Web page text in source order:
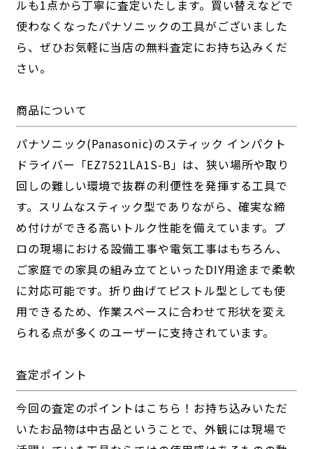
ルも1点から丁寧に査定いたします。買い替えなどで
使わなくなったパナソニックの工具がございました
ら、ぜひお気軽に当店の無料査定にお持ち込みくだ
さい。
商品について
パナソニック(Panasonic)のスティック インパクト
ドライバー「EZ7521LA1S-B」は、狭い場所や取り
回しの難しい環境で抜群の利便性を発揮する工具で
す。スリムなスティック型でありながら、確実な締
め付けができる高いトルク性能を備えています。プ
ロの現場における設備工事や電気工事はもちろん、
ご家庭での家具の組み立てといったDIY用途まで柔軟
に対応可能です。折り曲げてピストル型としても使
用できるため、作業スペースに合わせて形状を変え
られる点が多くのユーザーに支持されています。
査定ポイント
今回の査定のポイントはこちら！お持ち込みいただ
いたお品物は中古品ということで、外観には現場で